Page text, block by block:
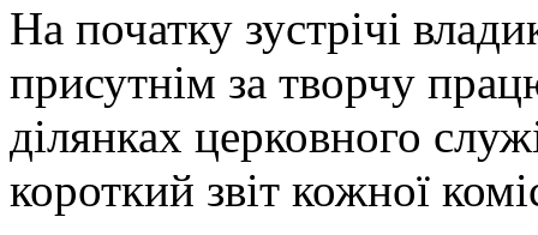
На початку зустрічі
присутнім за творчу
ділянках церковного
короткий звіт кожної